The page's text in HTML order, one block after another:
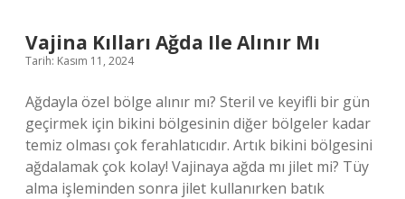
Vajina Kılları Ağda Ile Alınır Mı
Tarih: Kasım 11, 2024
Ağdayla özel bölge alınır mı? Steril ve keyifli bir gün
geçirmek için bikini bölgesinin diğer bölgeler kadar
temiz olması çok ferahlatıcıdır. Artık bikini bölgesini
ağdalamak çok kolay! Vajinaya ağda mı jilet mi? Tüy
alma işleminden sonra jilet kullanırken batık